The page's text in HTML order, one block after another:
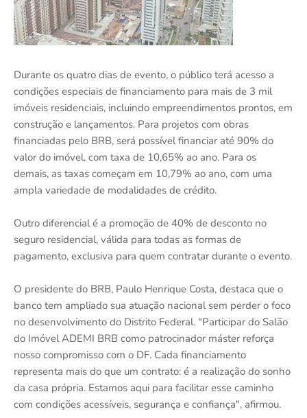
Durante os quatro dias de evento, o público terá acesso a
condições especiais de financiamento para mais de 3 mil
imóveis residenciais, incluindo empreendimentos prontos, em
construção e lançamentos. Para projetos com obras
financiadas pelo BRB, será possível financiar até 90% do
valor do imóvel, com taxa de 10,65% ao ano. Para os
demais, as taxas começam em 10,79% ao ano, com uma
ampla variedade de modalidades de crédito.
Outro diferencial é a promoção de 40% de desconto no
seguro residencial, válida para todas as formas de
pagamento, exclusiva para quem contratar durante o evento.
O presidente do BRB, Paulo Henrique Costa, destaca que o
banco tem ampliado sua atuação nacional sem perder o foco
no desenvolvimento do Distrito Federal. "Participar do Salão
do Imóvel ADEMI BRB como patrocinador máster reforça
nosso compromisso com o DF. Cada financiamento
representa mais do que um contrato: é a realização do sonho
da casa própria. Estamos aqui para facilitar esse caminho
com condições acessíveis, segurança e confiança", afirmou.